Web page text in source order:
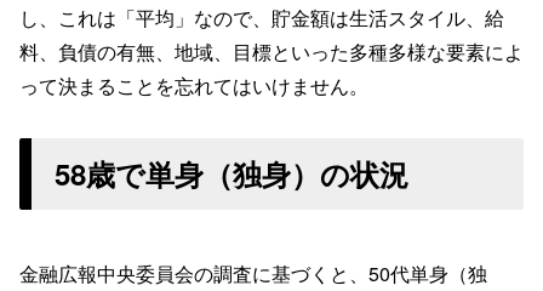
し、これは「平均」なので、貯金額は生活スタイル、給
料、負債の有無、地域、目標といった多種多様な要素によ
って決まることを忘れてはいけません。
58歳で単身（独身）の状況
金融広報中央委員会の調査に基づくと、50代単身（独